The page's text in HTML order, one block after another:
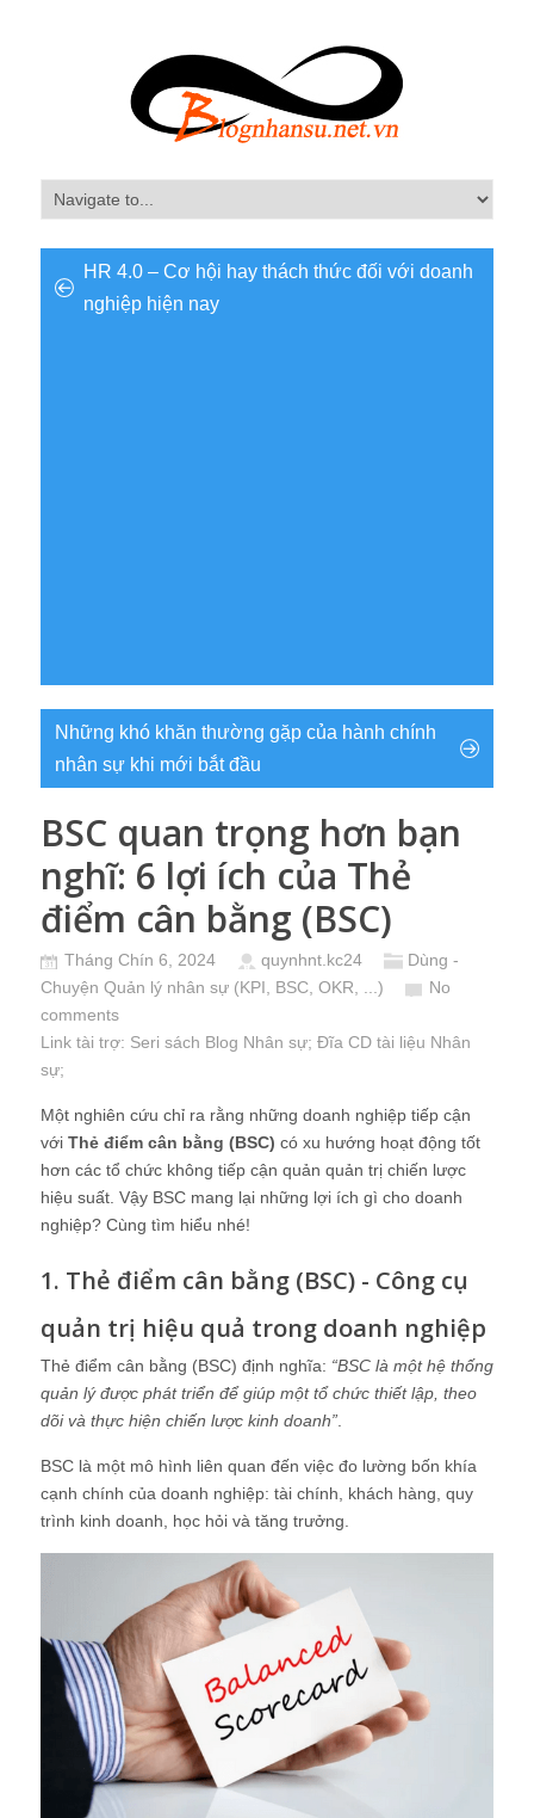
HR 4.0 – Cơ hội hay thách thức đối với doanh
nghiệp hiện nay
Những khó khăn thường gặp của hành chính
nhân sự khi mới bắt đầu
BSC quan trọng hơn bạn
nghĩ: 6 lợi ích của Thẻ
điểm cân bằng (BSC)
Tháng Chín 6, 2024 quynhnt.kc24
Dùng -
Chuyện Quản lý nhân sự (KPI, BSC, OKR, ...)
No
comments
Link tài trợ: Seri sách Blog Nhân sự; Đĩa CD tài liệu Nhân
sự;
Một nghiên cứu chỉ ra rằng những doanh nghiệp tiếp cận
với Thẻ điểm cân bằng (BSC) có xu hướng hoạt động tốt
hơn các tổ chức không tiếp cận quản quản trị chiến lược
hiệu suất. Vậy BSC mang lại những lợi ích gì cho doanh
nghiệp? Cùng tìm hiểu nhé!
1. Thẻ điểm cân bằng (BSC) - Công cụ
quản trị hiệu quả trong doanh nghiệp
Thẻ điểm cân bằng (BSC) định nghĩa: “BSC là một hệ thống
quản lý được phát triển để giúp một tổ chức thiết lập, theo
dõi và thực hiện chiến lược kinh doanh”
BSC là một mô hình liên quan đến việc đo lường bốn khía
cạnh chính của doanh nghiệp: tài chính, khách hàng, quy
trình kinh doanh, học hỏi và tăng trưởng.